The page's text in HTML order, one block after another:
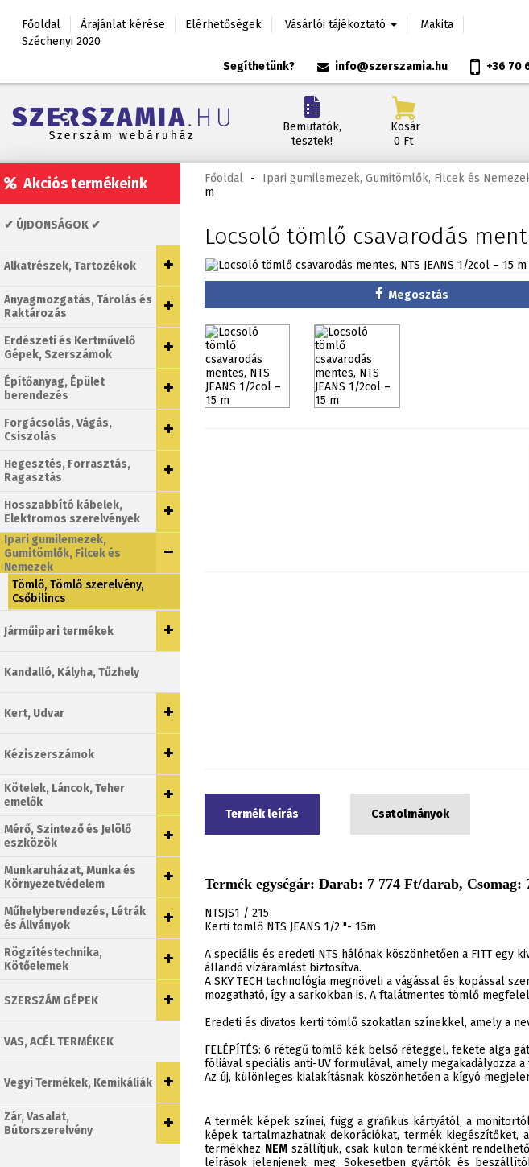
Főoldal Árajánlat kérése Elérhetőségek Vásárlói tájékoztató
Makita
Széchenyi 2020
Segíthetünk? info@szerszamia.hu +36 70
Bemutatók,
tesztek!
Kosár
0 Ft
Akciós termékeink
✔ ÚJDONSÁGOK ✔
Alkatrészek, Tartozékok
Anyagmozgatás, Tárolás és
Raktározás
Erdészeti és Kertművelő
Gépek, Szerszámok
Építőanyag, Épület
berendezés
Forgácsolás, Vágás,
Csiszolás
Hegesztés, Forrasztás,
Ragasztás
Hosszabbító kábelek,
Elektromos szerelvények
Ipari gumilemezek,
Gumitömlők, Filcek és
Nemezek
Tömlő, Tömlő szerelvény,
Csőbilincs
Járműipari termékek
Kandalló, Kályha, Tűzhely
Kert, Udvar
Kéziszerszámok
Kötelek, Láncok, Teher
emelők
Mérő, Szintező és Jelölő
eszközök
Munkaruházat, Munka és
Környezetvédelem
Műhelyberendezés, Létrák
és Állványok
Rögzítéstechnika,
Kötőelemek
SZERSZÁM GÉPEK
VAS, ACÉL TERMÉKEK
Vegyi Termékek, Kemikáliák
Zár, Vasalat,
Bútorszerelvény
Főoldal - Ipari gumilemezek, Gumitömlők, Filcek és
m
Locsoló tömlő csavarodás
Megosztás
Termék leírás Csatolmányok
Termék egységár: Darab: 7 774 Ft/darab,
NTSJS1 / 215
Kerti tömlő NTS JEANS 1/2 "- 15m
A speciális és eredeti NTS hálónak köszönhetően a FITT egy
állandó vízáramlást biztosítva.
A SKY TECH technológia megnöveli a vágással és kopással
mozgatható, így a sarkokban is. A ftalátmentes tömlő
Eredeti és divatos kerti tömlő szokatlan színekkel, amely a
FELÉPÍTÉS: 6 rétegű tömlő kék belső réteggel, fekete alga
fóliával speciális anti-UV formulával, amely megakadályozza
Az új, különleges kialakításnak köszönhetően a kígyó
A termék képek színei, függ a grafikus kártyától, a
képek tartalmazhatnak dekorációkat, termék
termékhez NEM szállítjuk, csak külön termékként
leírások jelenjenek meg. Sokesetben gyártók és